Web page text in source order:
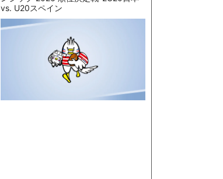
vs. U20スペイン